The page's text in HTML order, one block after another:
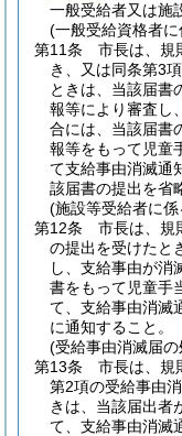
一般受給者又は施
(一般受給資格者
第11条
市長は、規
き、又は同条第3
ときは、当該届書
報等により審査し
合には、当該届書
報等をもって児童
て支給事由消滅通
該届書の提出を省
(施設等受給者に
第12条
市長は、規
の提出を受けたと
し、支給事由が消
書をもって児童手
て、支給事由消滅
に通知すること。
(受給事由消滅届
第13条
市長は、規
第2項の受給事由
きは、当該届出者
て、支給事由消滅